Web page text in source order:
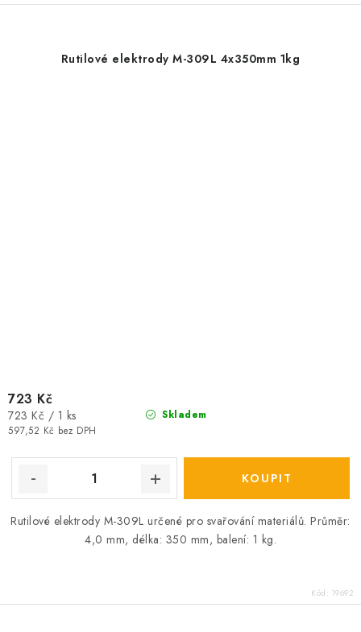
Rutilové elektrody M-309L 4x350mm 1kg
Skladem
597,52 Kč bez DPH
723 Kč
Měrná
cena:
723 Kč / 1 ks
Rutilové elektrody M-309L určené pro svařování materiálů. Průměr:
4,0 mm, délka: 350 mm, balení: 1 kg.
Kód: 19692